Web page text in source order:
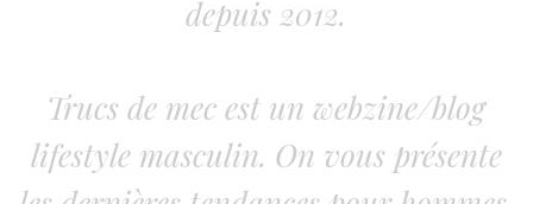
depuis 2012.
Trucs de mec est un webzine/blog
lifestyle masculin. On vous présente